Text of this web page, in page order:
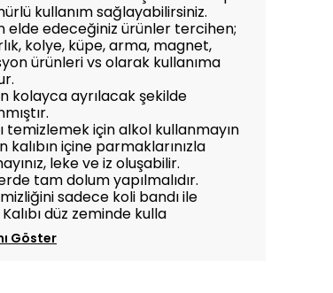
kullanım sağlayabilirsiniz.
elde edeceğiniz ürünler tercihen;
kolye, küpe, arma, magnet,
ürünleri vs olarak kullanıma
kolayca ayrılacak şekilde
temizlemek için alkol kullanmayın
kalıbın içine parmaklarınızla
leke ve iz oluşabilir.
tam dolum yapılmalıdır.
sadece koli bandı ile
Kalıbı düz zeminde kulla
Göster